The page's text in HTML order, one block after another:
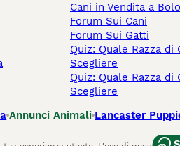
Cani in Vendita a
Forum Sui Cani
Forum Sui Gatti
Quiz: Quale Razza di
Scegliere
Quiz: Quale Razza di
Scegliere
Annunci Animali Lancaster